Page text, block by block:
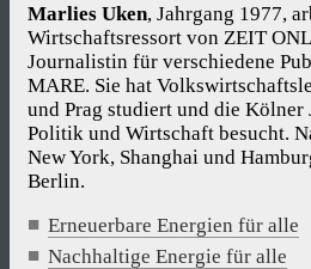
Marlies Uken, Jahrgang 1977,
Wirtschaftsressort von ZEIT
Journalistin für verschiedene
MARE. Sie hat
und Prag studiert und die
Politik und Wirtschaft besucht.
New York, Shanghai und
Berlin.
Erneuerbare Energien für alle
Nachhaltige Energie für alle